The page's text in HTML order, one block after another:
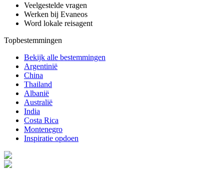
Veelgestelde vragen
Werken bij Evaneos
Word lokale reisagent
Topbestemmingen
Bekijk alle bestemmingen
Argentinië
China
Thailand
Albanië
Australië
India
Costa Rica
Montenegro
Inspiratie opdoen